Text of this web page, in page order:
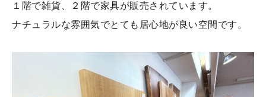
１階で雑貨、２階で家具が販売されています。
ナチュラルな雰囲気でとても居心地が良い空間です。